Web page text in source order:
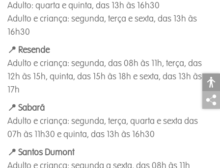
Adulto: quarta e quinta, das 13h às 16h30
Adulto e criança: segunda, terça e sexta, das 13h às
16h30
📍 Resende
Adulto e criança: segunda, das 08h às 11h, terça, das
12h às 15h, quinta, das 15h às 18h e sexta, das 13h às
17h
📍 Sabará
Adulto e criança: segunda, terça, quarta e sexta das
07h às 11h30 e quinta, das 13h às 16h30
📍 Santos Dumont